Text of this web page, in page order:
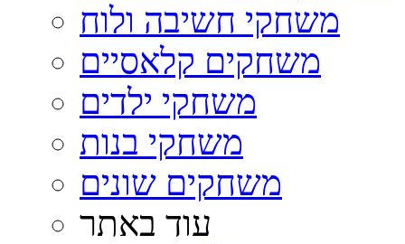
משחקי חשיבה ולוח
משחקים קלאסיים
משחקי ילדים
משחקי בנות
משחקים שונים
עוד באתר